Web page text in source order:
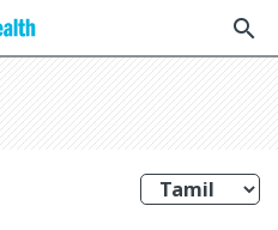
search